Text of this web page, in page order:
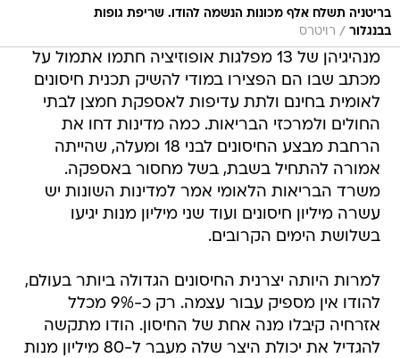
בריטניה תשלח אלף מכונות הנשמה להודו. שריפת גופות
בבנגלור / רויטרס
מנהיגיהן של 13 מפלגות אופוזיציה חתמו אתמול על
מכתב שבו הם הפצירו במודי להשיק תכנית חיסונים
לאומית בחינם ולתת עדיפות לאספקת חמצן לבתי
החולים ולמרכזי הבריאות. כמה מדינות דחו את
הרחבת מבצע החיסונים לבני 18 ומעלה, שהייתה
אמורה להתחיל בשבת, בשל מחסור באספקה.
משרד הבריאות הלאומי אמר למדינות השונות יש
עשרה מיליון חיסונים ועוד שני מיליון מנות יגיעו
בשלושת הימים הקרובים.
למרות היותה יצרנית החיסונים הגדולה ביותר בעולם,
להודו אין מספיק עבור עצמה. רק כ-9% מכלל
אזרחיה קיבלו מנה אחת של החיסון. הודו מתקשה
להגדיל את יכולת היצר שלה מעבר ל-80 מיליון מנות